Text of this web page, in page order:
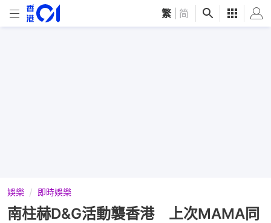
繁 简
娛樂 即時娛樂
南柱赫D&G活動襲香港 上次MAMA同